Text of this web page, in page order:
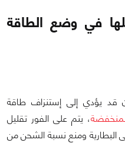
في وضع الطاقة
قد يؤدي إلى إستنزاف طاقة
، يتم على الفور تقليل
ومنع نسبة الشحن من